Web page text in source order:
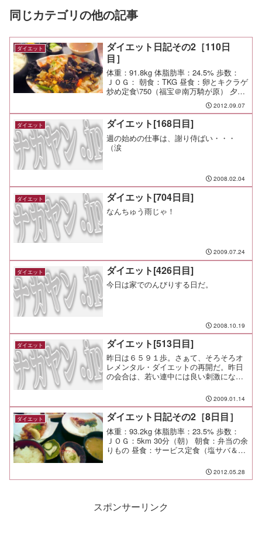
同じカテゴリの他の記事
ダイエット
ダイエット日記その2［110日
目］
体重：91.8kg 体脂肪率：24.5% 歩数：
ＪＯＧ： 朝食：TKG 昼食：卵とキクラゲ
炒め定食\750（福宝＠南万騎が原） 夕
食：グランチャイナ 間食： メモ：子供達
がお利口すぎて夕飯は中華食べ放題。
2012.09.07
ダイエット ダイエット[168日目]
週の始めの仕事は、謝り侍ばい・・・
（涙
2008.02.04
ダイエット ダイエット[704日目]
なんちゅう雨じゃ！
2009.07.24
ダイエット ダイエット[426日目]
今日は家でのんびりする日だ。
2008.10.19
ダイエット ダイエット[513日目]
昨日は６５９１歩。さぁて、そろそろオ
レメンタル・ダイエットの再開だ。昨日
の会合は、若い連中には良い刺激になっ
て、動け、動け。 自分の中にこそ、現
状を変える力があるんだ。
2009.01.14
ダイエット ダイエット日記その2［8日目］
体重：93.2kg 体脂肪率：23.5% 歩数：
ＪＯＧ：5km 30分（朝） 朝食：弁当の余
りもの 昼食：サービス定食（塩サバ＆鶏
食：仕事上がりの一杯@のんで～こ 間
食： メモ：
2012.05.28
スポンサーリンク